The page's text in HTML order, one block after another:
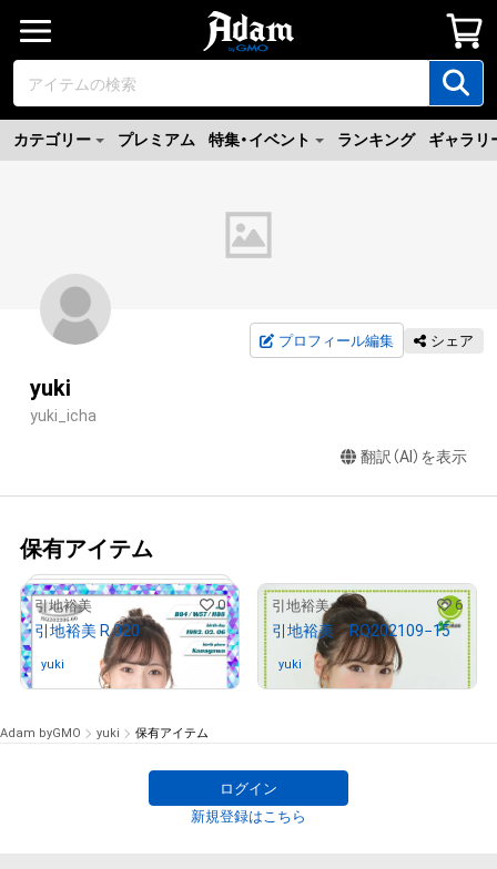
カテゴリー プレミアム 特集・イベント ランキング ギャラリ
プロフィール編集 シェア
yuki
yuki_icha
翻訳（AI）を表示
保有アイテム
引地裕美 0
引地裕美 R 020
yuki さんが保有中
引地裕美 6
引地裕美 RQ202109−15
yuki さんが保有中
Adam byGMO yuki 保有アイテム
ログイン
新規登録はこちら